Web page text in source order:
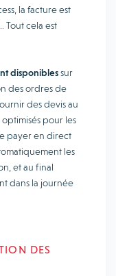
la facture est
Tout cela est
disponiblessur
des ordres de
des devis au
pour les
payer en direct
les
et au final
dans la journée
DES